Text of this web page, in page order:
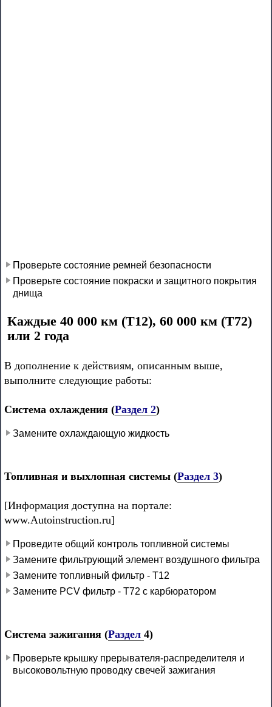
Проверьте состояние ремней безопасности
Проверьте состояние покраски и защитного покрытия
днища
Каждые 40 000 км (Т12), 60 000 км (Т72)
или 2 года
В дополнение к действиям, описанным выше,
выполните следующие работы:
Система охлаждения (Раздел 2)
Замените охлаждающую жидкость
Топливная и выхлопная системы (Раздел 3)
[Информация доступна на портале:
www.Autoinstruction.ru]
Проведите общий контроль топливной системы
Замените фильтрующий элемент воздушного фильтра
Замените топливный фильтр - Т12
Замените PCV фильтр - Т72 с карбюратором
Система зажигания (Раздел 4)
Проверьте крышку прерывателя-распределителя и
высоковольтную проводку свечей зажигания